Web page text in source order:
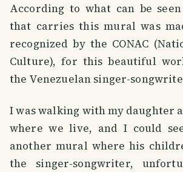
According to what can be
that carries this mural was
recognized by the CONAC
Culture), for this beautiful
the Venezuelan singer-
I was walking with my daughter
where we live, and I could
another mural where his
the singer-songwriter,